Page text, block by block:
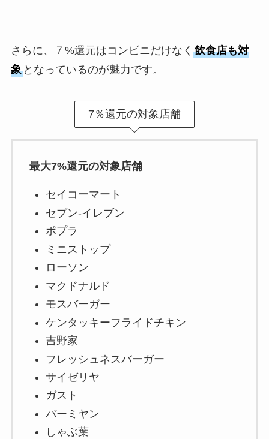
さらに、７%還元はコンビニだけなく 飲食店も対
象となっているのが魅力です。
7％還元の対象店舗
最大7%還元の対象店舗
セイコーマート
セブン‐イレブン
ポプラ
ミニストップ
ローソン
マクドナルド
モスバーガー
ケンタッキーフライドチキン
吉野家
フレッシュネスバーガー
サイゼリヤ
ガスト
バーミヤン
しゃぶ葉